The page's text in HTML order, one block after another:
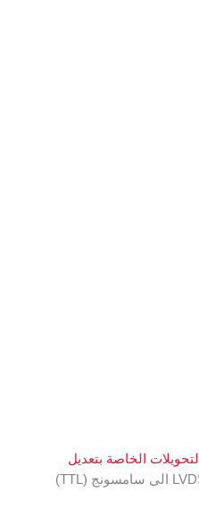
التحويلات الخاصة بتعديل
/ تحويلة 5 داتا من (LG) LVDS الى سامسونج (TTL)